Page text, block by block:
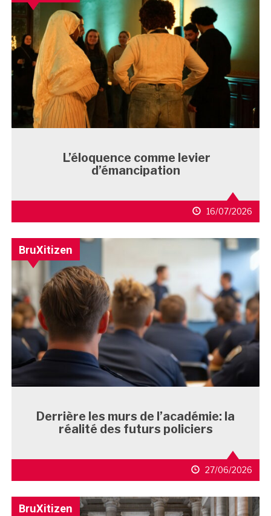
L’éloquence comme levier
d’émancipation
16/07/2026
BruXitizen
Derrière les murs de l’académie: la
réalité des futurs policiers
27/06/2026
BruXitizen